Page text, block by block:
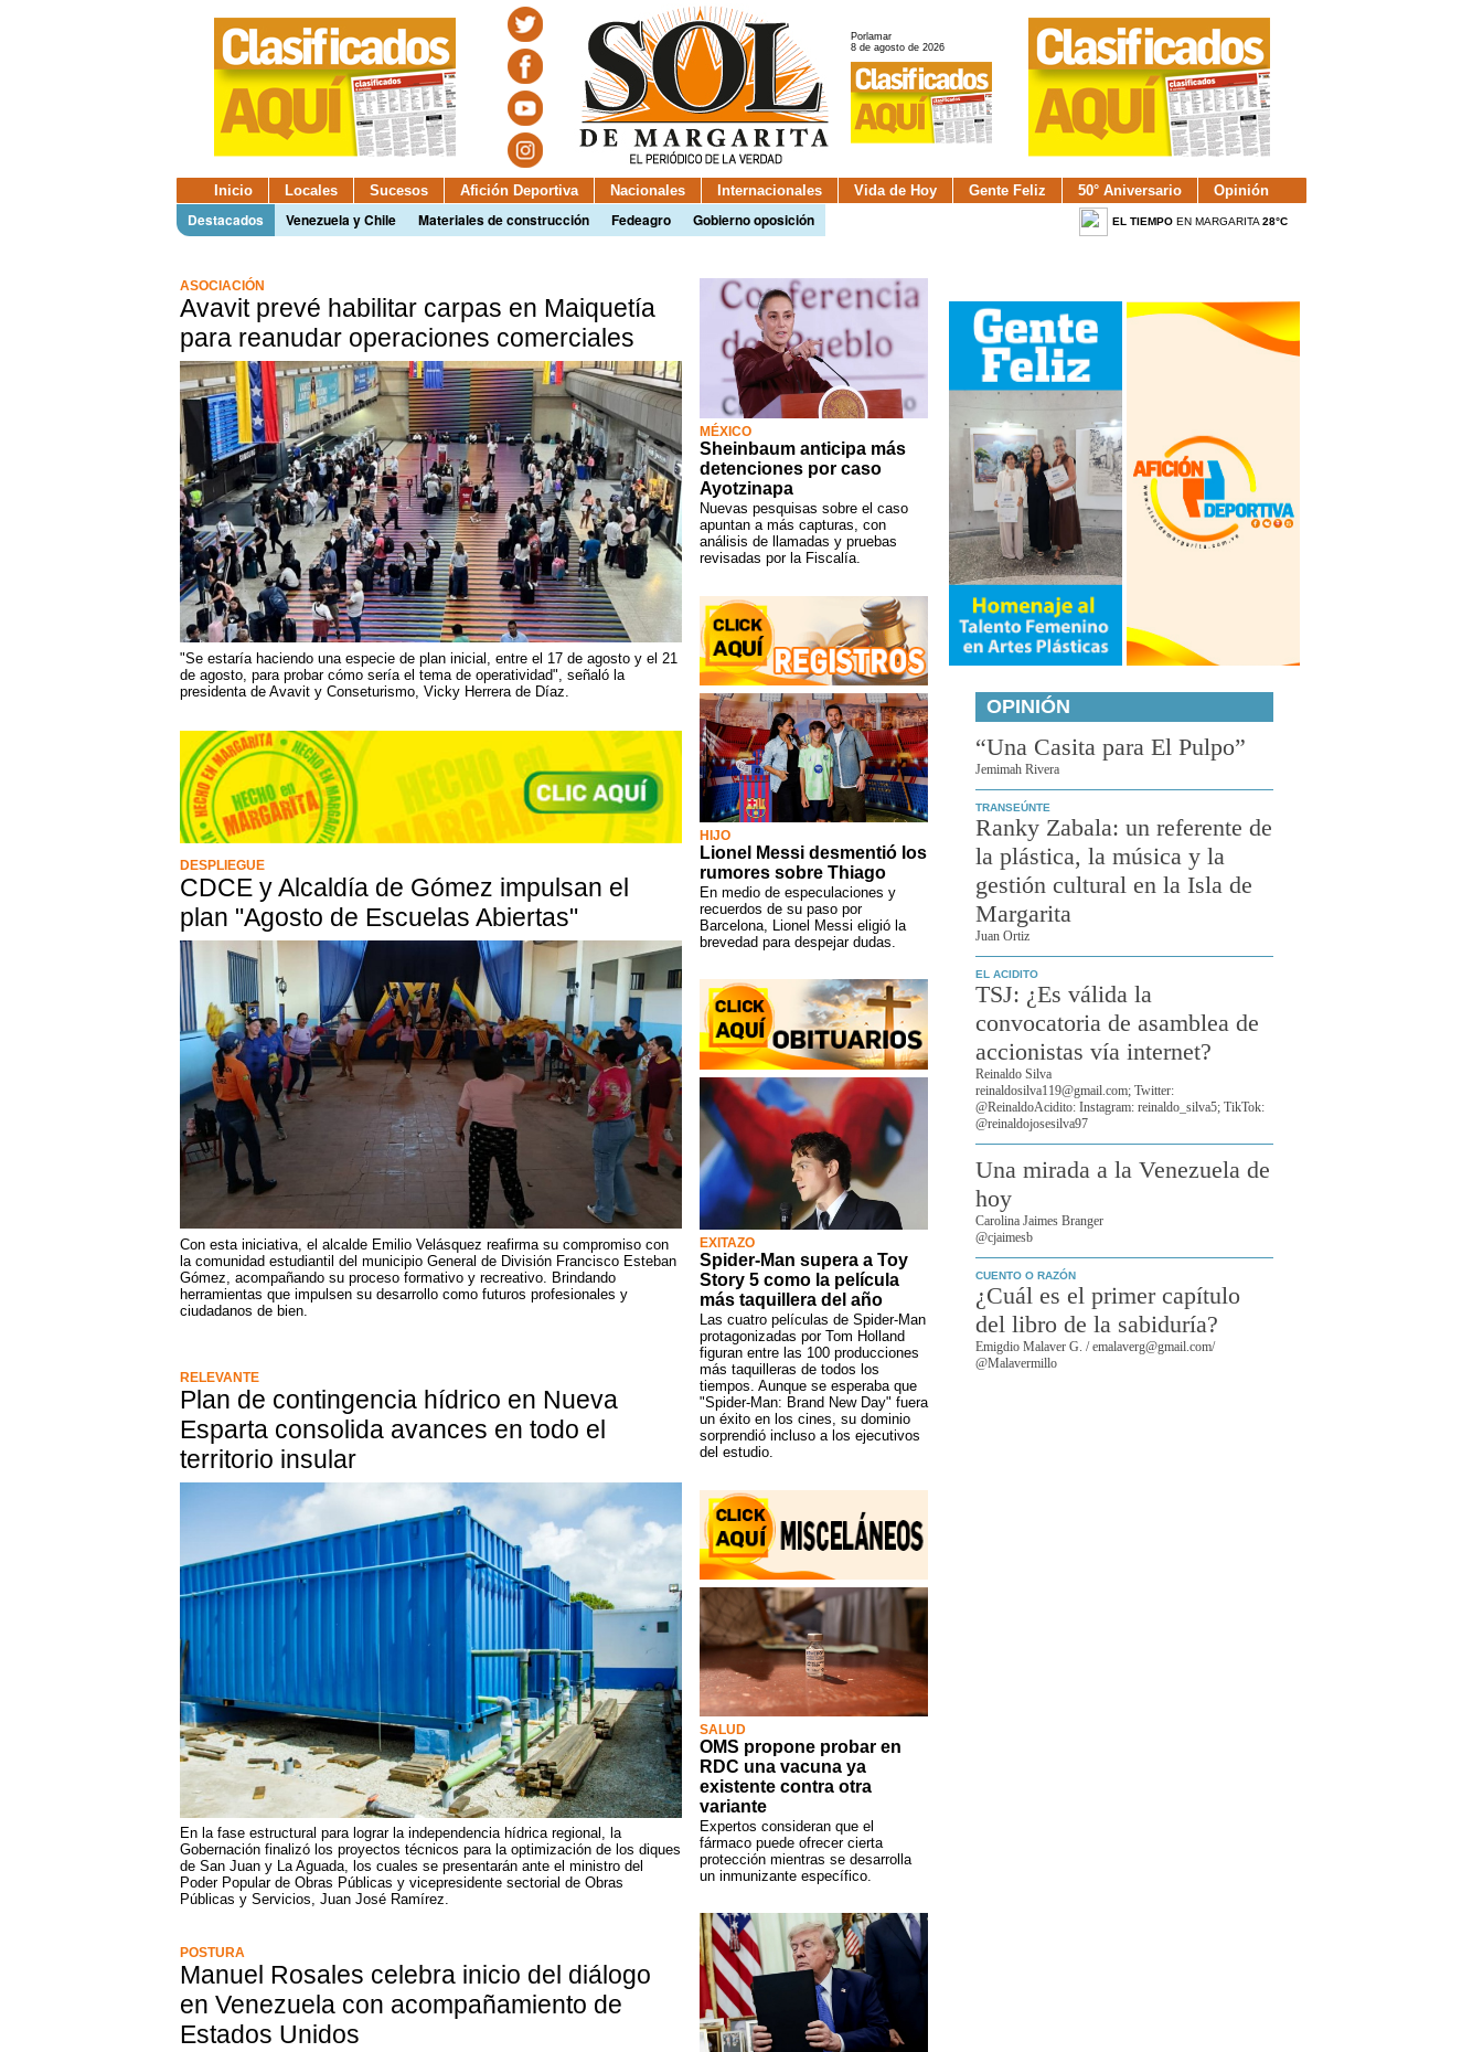
Porlamar
8 de agosto de 2026
Inicio Locales Sucesos Afición Deportiva Nacionales Internacionales Vida de Hoy Gente Feliz 50° Aniversario Opinión
Destacados Venezuela y Chile Materiales de construcción Fedeagro Gobierno oposición EL TIEMPOEN MARGARITA 28°C
OPINIÓN
“Una Casita para El Pulpo”
Jemimah Rivera
TRANSEÚNTE
Ranky Zabala: un referente de
la plástica, la música y la
gestión cultural en la Isla de
Margarita
Juan Ortiz
EL ACIDITO
TSJ: ¿Es válida la
convocatoria de asamblea de
accionistas vía internet?
Reinaldo Silva
reinaldosilva119@gmail.com; Twitter:
@ReinaldoAcidito: Instagram: reinaldo_silva5; TikTok:
@reinaldojosesilva97
Una mirada a la Venezuela de
hoy
Carolina Jaimes Branger
@cjaimesb
CUENTO O RAZÓN
¿Cuál es el primer capítulo
del libro de la sabiduría?
Emigdio Malaver G. / emalaverg@gmail.com/
@Malavermillo
ASOCIACIÓN
Avavit prevé habilitar carpas en Maiquetía
para reanudar operaciones comerciales
"Se estaría haciendo una especie de plan inicial, entre el 17 de agosto y el 21
de agosto, para probar cómo sería el tema de operatividad", señaló la
presidenta de Avavit y Conseturismo, Vicky Herrera de Díaz.
DESPLIEGUE
CDCE y Alcaldía de Gómez impulsan el
plan "Agosto de Escuelas Abiertas"
Con esta iniciativa, el alcalde Emilio Velásquez reafirma su compromiso con
la comunidad estudiantil del municipio General de División Francisco Esteban
Gómez, acompañando su proceso formativo y recreativo. Brindando
herramientas que impulsen su desarrollo como futuros profesionales y
ciudadanos de bien.
RELEVANTE
Plan de contingencia hídrico en Nueva
Esparta consolida avances en todo el
territorio insular
En la fase estructural para lograr la independencia hídrica regional, la
Gobernación finalizó los proyectos técnicos para la optimización de los diques
de San Juan y La Aguada, los cuales se presentarán ante el ministro del
Poder Popular de Obras Públicas y vicepresidente sectorial de Obras
Públicas y Servicios, Juan José Ramírez.
POSTURA
Manuel Rosales celebra inicio del diálogo
en Venezuela con acompañamiento de
Estados Unidos
MÉXICO
Sheinbaum anticipa más
detenciones por caso
Ayotzinapa
Nuevas pesquisas sobre el caso
apuntan a más capturas, con
análisis de llamadas y pruebas
revisadas por la Fiscalía.
HIJO
Lionel Messi desmentió los
rumores sobre Thiago
En medio de especulaciones y
recuerdos de su paso por
Barcelona, Lionel Messi eligió la
brevedad para despejar dudas.
EXITAZO
Spider-Man supera a Toy
Story 5 como la película
más taquillera del año
Las cuatro películas de Spider-Man
protagonizadas por Tom Holland
figuran entre las 100 producciones
más taquilleras de todos los
tiempos. Aunque se esperaba que
"Spider-Man: Brand New Day" fuera
un éxito en los cines, su dominio
sorprendió incluso a los ejecutivos
del estudio.
SALUD
OMS propone probar en
RDC una vacuna ya
existente contra otra
variante
Expertos consideran que el
fármaco puede ofrecer cierta
protección mientras se desarrolla
un inmunizante específico.